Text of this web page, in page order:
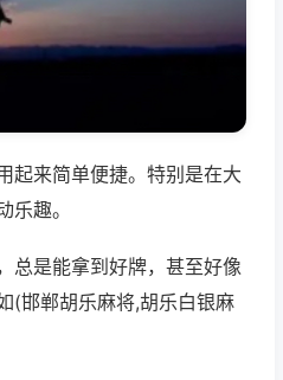
起来简单便捷。特别是在大
趣。
总是能拿到好牌，甚至好像
(邯郸胡乐麻将,胡乐白银麻